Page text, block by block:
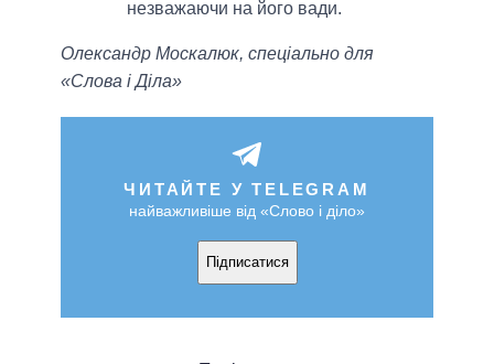
незважаючи на його вади.
Олександр Москалюк, спеціально для
«Слова і Діла»
ЧИТАЙТЕ У TELEGRAM
найважливіше від «Слово і діло»
Підписатися